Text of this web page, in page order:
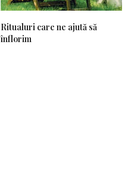
Ritualuri care ne ajută să
înflorim